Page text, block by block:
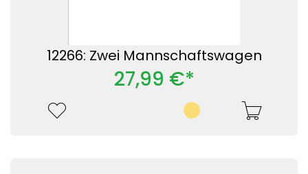
12266: Zwei Mannschaftswagen
27,99 €*